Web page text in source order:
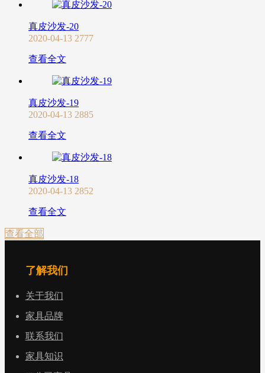
真皮沙发-20
2020-04-13 2777
查看全文
真皮沙发-19
2020-04-13 2885
查看全文
真皮沙发-18
2020-04-13 2852
查看全文
查看全部
了解我们
关于我们
家具品牌
联系我们
家具知识